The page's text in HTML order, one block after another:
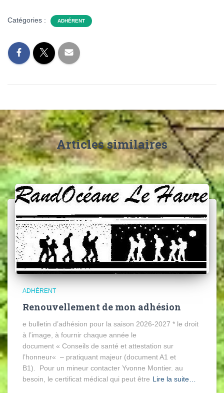
Catégories : ADHÉRENT
Articles similaires
ADHÉRENT
Renouvellement de mon adhésion
e bulletin d’adhésion pour la saison 2026-2027 * le droit
à l’image, à fournir chaque année le
document « Conseils de santé et attestation sur
l’honneur« – pratiquant majeur (document A1 et
B1). Pour un mineur contacter Yvonne Montier. au
besoin, le certificat médical qui peut être Lire la suite…